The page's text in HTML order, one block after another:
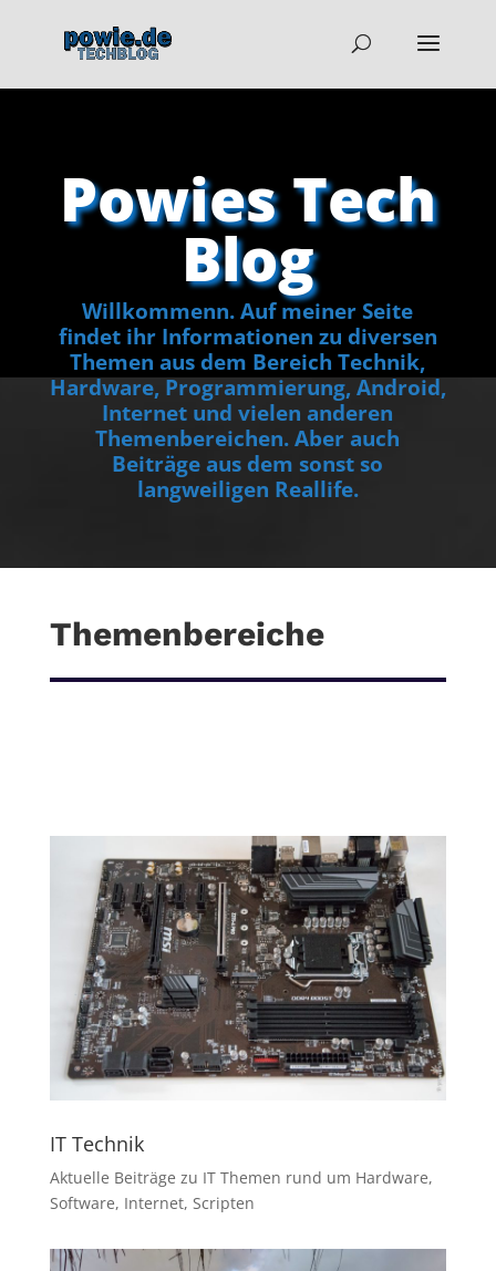
Powies Tech
Blog
Willkommenn. Auf meiner Seite
findet ihr Informationen zu diversen
Themen aus dem Bereich Technik,
Hardware, Programmierung, Android,
Internet und vielen anderen
Themenbereichen. Aber auch
Beiträge aus dem sonst so
langweiligen Reallife.
Themenbereiche
IT Technik
Aktuelle Beiträge zu IT Themen rund um Hardware,
Software, Internet, Scripten